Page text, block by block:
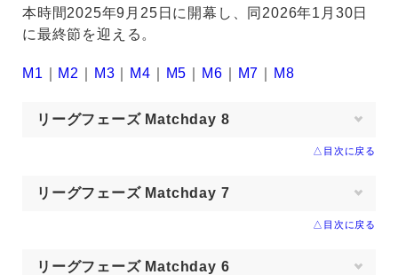
本時間2025年9月25日に開幕し、同2026年1月30日
に最終節を迎える。
M1 M2 M3 M4 M5 M6 M7 M8
リーグフェーズ Matchday 8
△目次に戻る
リーグフェーズ Matchday 7
△目次に戻る
リーグフェーズ Matchday 6